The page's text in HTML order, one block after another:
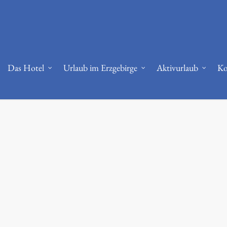
Das Hotel Urlaub im Erzgebirge Aktivurlaub